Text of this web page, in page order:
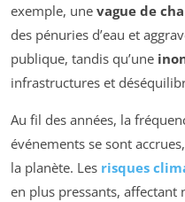
exemple, une vague de
des pénuries d’eau et
publique, tandis qu’une
infrastructures et
Au fil des années, la
événements se sont
la planète. Les risques
en plus pressants, affectant